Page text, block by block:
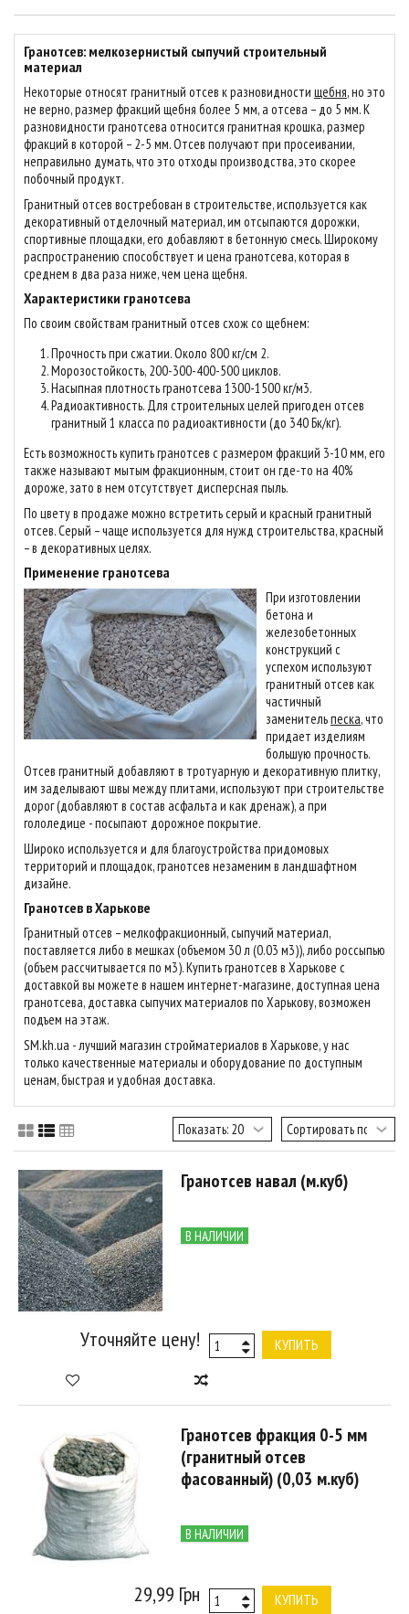
Гранотсев: мелкозернистый сыпучий строительный
материал
Некоторые относят гранитный отсев к разновидности щебня, но это
не верно, размер фракций щебня более 5 мм, а отсева – до 5 мм. К
разновидности гранотсева относится гранитная крошка, размер
фракций в которой – 2-5 мм. Отсев получают при просеивании,
неправильно думать, что это отходы производства, это скорее
побочный продукт.
Гранитный отсев востребован в строительстве, используется как
декоративный отделочный материал, им отсыпаются дорожки,
спортивные площадки, его добавляют в бетонную смесь. Широкому
распространению способствует и цена гранотсева, которая в
среднем в два раза ниже, чем цена щебня.
Характеристики гранотсева
По своим свойствам гранитный отсев схож со щебнем:
Прочность при сжатии. Около 800 кг/см 2.
Морозостойкость, 200-300-400-500 циклов.
Насыпная плотность гранотсева 1300-1500 кг/м3.
Радиоактивность. Для строительных целей пригоден отсев
гранитный 1 класса по радиоактивности (до 340 Бк/кг).
Есть возможность купить гранотсев с размером фракций 3-10 мм, его
также называют мытым фракционным, стоит он где-то на 40%
дороже, зато в нем отсутствует дисперсная пыль.
По цвету в продаже можно встретить серый и красный гранитный
отсев. Серый – чаще используется для нужд строительства, красный
– в декоративных целях.
Применение гранотсева
При изготовлении
бетона и
железобетонных
конструкций с
успехом используют
гранитный отсев как
частичный
заменительпеска, что
придает изделиям
большую прочность.
Отсев гранитный добавляют в тротуарную и декоративную плитку,
им заделывают швы между плитами, используют при строительстве
дорог (добавляют в состав асфальта и как дренаж), а при
гололедице - посыпают дорожное покрытие.
Широко используется и для благоустройства придомовых
территорий и площадок, гранотсев незаменим в ландшафтном
дизайне.
Гранотсев в Харькове
Гранитный отсев – мелкофракционный, сыпучий материал,
поставляется либо в мешках (объемом 30 л (0.03 м3)), либо россыпью
(объем рассчитывается по м3). Купить гранотсев в Харькове с
доставкой вы можете в нашем интернет-магазине, доступная цена
гранотсева, доставка сыпучих материалов по Харькову, возможен
подъем на этаж.
SM.kh.ua - лучший магазин стройматериалов в Харькове, у нас
только качественные материалы и оборудование по доступным
ценам, быстрая и удобная доставка.
Гранотсев навал (м.куб)
В НАЛИЧИИ
Уточняйте цену! КУПИТЬ
Гранотсев фракция 0-5 мм
(гранитный отсев
фасованный) (0,03 м.куб)
В НАЛИЧИИ
29,99 Грн КУПИТЬ